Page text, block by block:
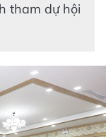
tham dự hội